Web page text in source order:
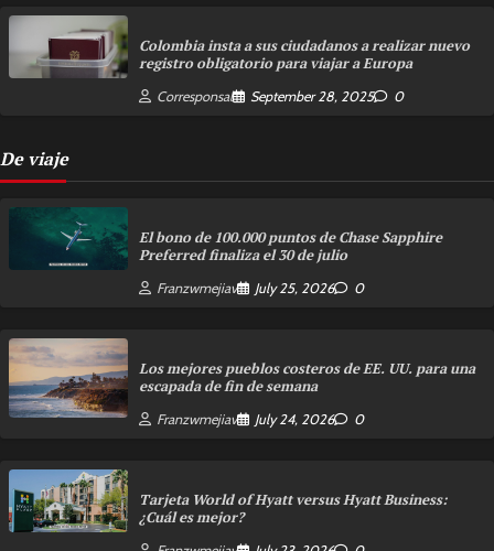
Colombia insta a sus ciudadanos a realizar nuevo
registro obligatorio para viajar a Europa
Corresponsal September 28, 2025 0
De viaje
El bono de 100.000 puntos de Chase Sapphire
Preferred finaliza el 30 de julio
Franzwmejiav July 25, 2026 0
Los mejores pueblos costeros de EE. UU. para una
escapada de fin de semana
Franzwmejiav July 24, 2026 0
Tarjeta World of Hyatt versus Hyatt Business:
¿Cuál es mejor?